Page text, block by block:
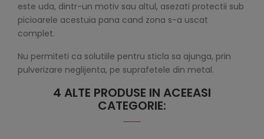
este uda, dintr-un motiv sau altul, asezati protectii sub
picioarele acestuia pana cand zona s-a uscat
complet.
Nu permiteti ca solutiile pentru sticla sa ajunga, prin
pulverizare neglijenta, pe suprafetele din metal.
4 ALTE PRODUSE IN ACEEASI
CATEGORIE: